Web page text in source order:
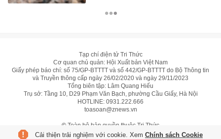
Tạp chí điện tử Tri Thức
Cơ quan chủ quản: Hội Xuất bản Việt Nam
Giấy phép báo chí: số 75/GP-BTTTT và số 442/GP-BTTTT do Bộ Thông tin
và Truyền thông cấp ngày 26/02/2020 và ngày 29/11/2023
Tổng biên tập: Lâm Quang Hiếu
Trụ sở: Tầng 10, D29 Phạm Văn Bạch, phường Cầu Giấy, Hà Nội
HOTLINE: 0931.222.666
toasoan@znews.vn
© Toàn bộ bản quyền thuộc Tri Thức
Cải thiện trải nghiệm với cookie. Xem Chính sách Cookie